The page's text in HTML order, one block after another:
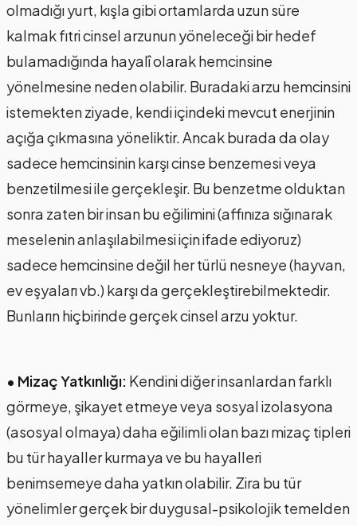
olmadığı yurt, kışla gibi ortamlarda uzun süre
kalmak fıtri cinsel arzunun yöneleceği bir hedef
bulamadığında hayalî olarak hemcinsine
yönelmesine neden olabilir. Buradaki arzu hemcinsini
istemekten ziyade, kendi içindeki mevcut enerjinin
açığa çıkmasına yöneliktir. Ancak burada da olay
sadece hemcinsinin karşı cinse benzemesi veya
benzetilmesi ile gerçekleşir. Bu benzetme olduktan
sonra zaten bir insan bu eğilimini (affınıza sığınarak
meselenin anlaşılabilmesi için ifade ediyoruz)
sadece hemcinsine değil her türlü nesneye (hayvan,
ev eşyaları vb.) karşı da gerçekleştirebilmektedir.
Bunların hiçbirinde gerçek cinsel arzu yoktur.
• Mizaç Yatkınlığı: Kendini diğer insanlardan farklı
görmeye, şikayet etmeye veya sosyal izolasyona
(asosyal olmaya) daha eğilimli olan bazı mizaç tipleri
bu tür hayaller kurmaya ve bu hayalleri
benimsemeye daha yatkın olabilir. Zira bu tür
yönelimler gerçek bir duygusal-psikolojik temelden